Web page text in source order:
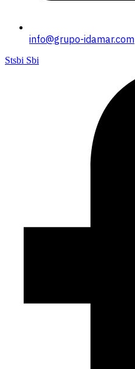
info@grupo-idamar.com
Stsbi Sbi